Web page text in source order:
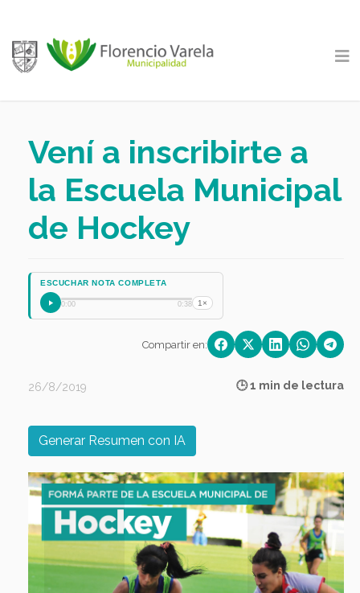
Vení a inscribirte a
la Escuela Municipal
de Hockey
ESCUCHAR NOTA COMPLETA
0:00 0:38 1×
Compartir en:
26/8/2019 🕒 1 min de lectura
Generar Resumen con IA